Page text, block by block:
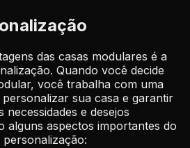
das casas modulares é a
Quando você decide
você trabalha com uma
sua casa e garantir
necessidades e desejos
alguns aspectos importantes do